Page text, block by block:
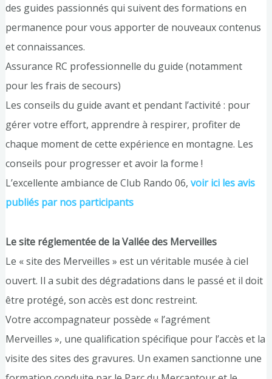
des guides passionnés qui suivent des formations en
permanence pour vous apporter de nouveaux contenus
et connaissances.
Assurance RC professionnelle du guide (notamment
pour les frais de secours)
Les conseils du guide avant et pendant l’activité : pour
gérer votre effort, apprendre à respirer, profiter de
chaque moment de cette expérience en montagne. Les
conseils pour progresser et avoir la forme !
L’excellente ambiance de Club Rando 06, voir ici les avis
publiés par nos participants
Le site réglementée de la Vallée des Merveilles
Le « site des Merveilles » est un véritable musée à ciel
ouvert. Il a subit des dégradations dans le passé et il doit
être protégé, son accès est donc restreint.
Votre accompagnateur possède « l’agrément
Merveilles », une qualification spécifique pour l’accès et la
visite des sites des gravures. Un examen sanctionne une